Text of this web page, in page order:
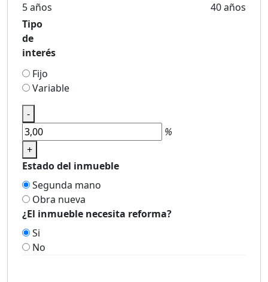
5 años
40 años
Tipo
de
interés
Fijo
Variable
-
%
+
Estado del inmueble
Segunda mano
Obra nueva
¿El inmueble necesita reforma?
Si
No